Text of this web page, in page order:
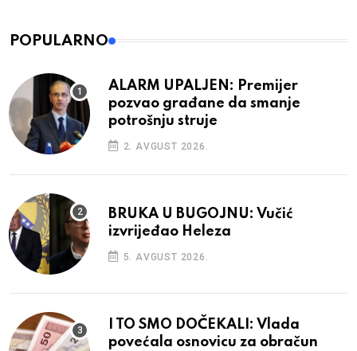
POPULARNO
ALARM UPALJEN: Premijer
pozvao građane da smanje
potrošnju struje
2. AVGUST 2026.
BRUKA U BUGOJNU: Vučić
izvrijeđao Heleza
5. AVGUST 2026.
I TO SMO DOČEKALI: Vlada
povećala osnovicu za obračun